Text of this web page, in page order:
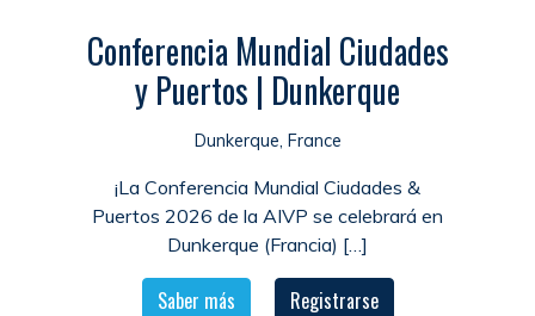
Conferencia Mundial Ciudades
y Puertos | Dunkerque
Dunkerque, France
¡La Conferencia Mundial Ciudades &
Puertos 2026 de la AIVP se celebrará en
Dunkerque (Francia) […]
Saber más Registrarse